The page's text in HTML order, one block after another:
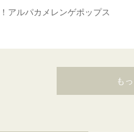
アルパカメレンゲポップス
も